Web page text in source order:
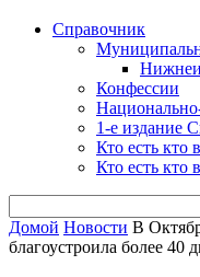
Справочник
Конфессии
1-е издание
Кто есть кто
Кто есть кто
Домой Новости В
благоустроила более 40